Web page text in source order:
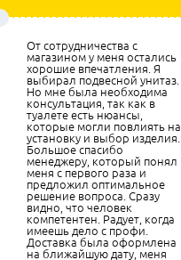
От сотрудничества с
магазином у меня остались
хорошие впечатления. Я
выбирал подвесной унитаз.
Но мне была необходима
консультация, так как в
туалете есть нюансы,
которые могли повлиять на
установку и выбор изделия.
Большое спасибо
менеджеру, который понял
меня с первого раза и
предложил оптимальное
решение вопроса. Сразу
видно, что человек
компетентен. Радует, когда
имеешь дело с профи.
Доставка была оформлена
на ближайшую дату, меня